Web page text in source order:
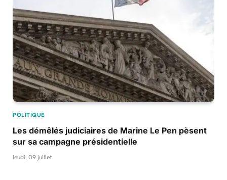
POLITIQUE
Les démêlés judiciaires de Marine Le Pen pèsent
sur sa campagne présidentielle
jeudi, 09 juillet